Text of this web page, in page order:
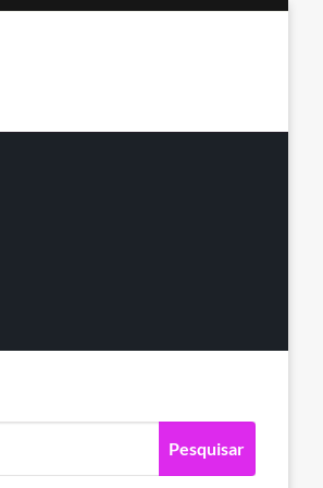
Pesquisar